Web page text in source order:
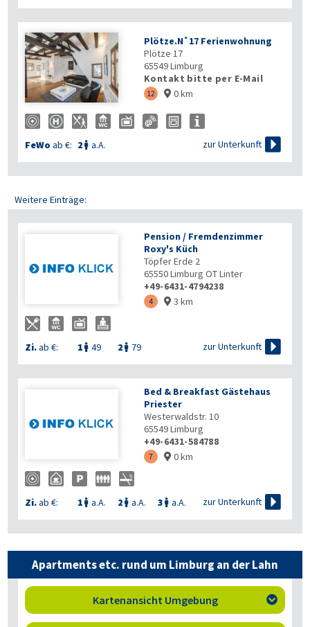
Plötze.N˚17 Ferienwohnung
Plötze 17
65549Limburg
Kontakt bitte per E-Mail
12  0 km
FeWo ab €: 2  a.A. zur Unterkunft 
Weitere Einträge:
Pension / Fremdenzimmer
Roxy's Küch
Töpfer Erde 2
65550Limburg OT Linter
+49-6431-4794238
4  3 km
Zi.ab €: 1  49 2  79 zur Unterkunft 
Bed & Breakfast Gästehaus
Priester
Westerwaldstr. 10
65549Limburg
+49-6431-584788
7  0 km
Zi.ab €: 1  a.A. 2  a.A. 3  a.A. zur Unterkunft 
Apartments etc. rund um Limburg an der Lahn
Kartenansicht Umgebung 